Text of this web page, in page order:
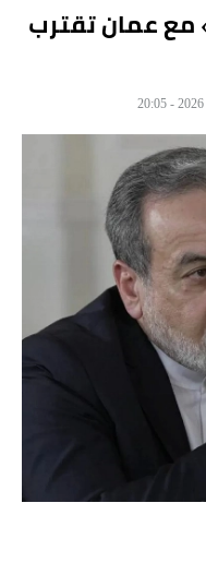
مع عمان تقترب